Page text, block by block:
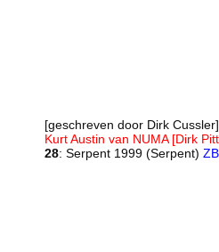
[geschreven door Dirk Cussler]
Kurt Austin van NUMA [Dirk
28: Serpent 1999 (Serpent)